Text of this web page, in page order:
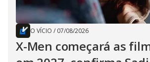
O VÍCIO / 07/08/2026
X-Men começará as